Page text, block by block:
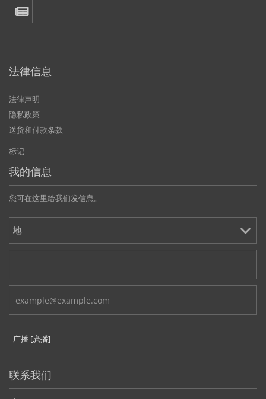
法律信息
法律声明
隐私政策
送货和付款条款
标记
我的信息
您可在这里给我们发信息。
联系我们